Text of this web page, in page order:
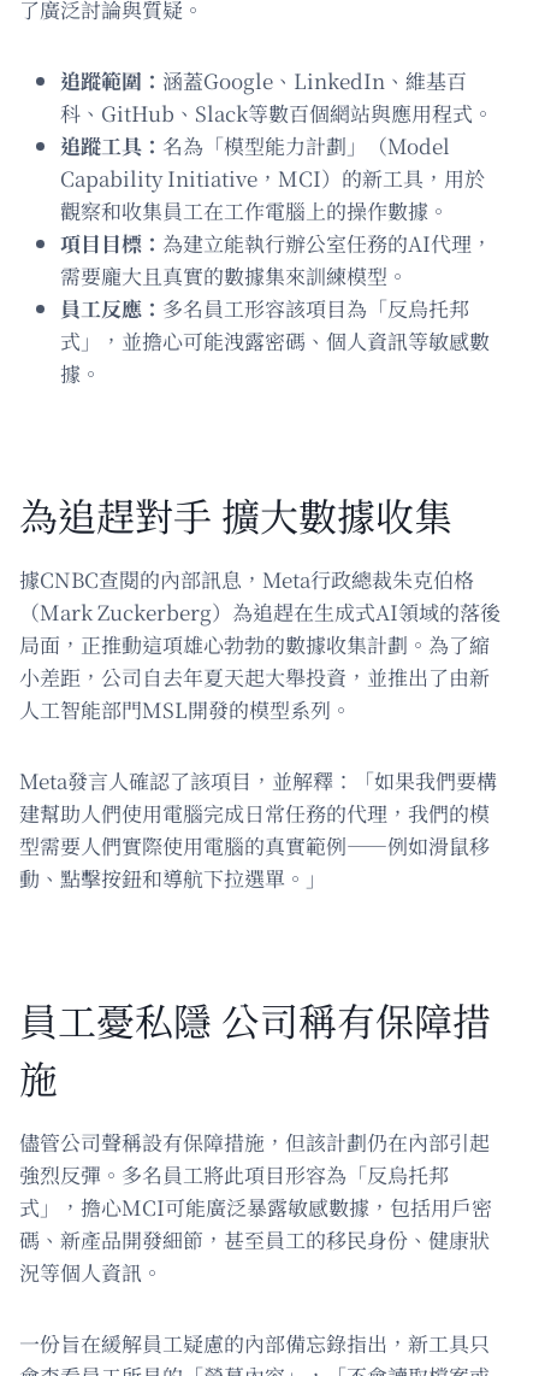
了廣泛討論與質疑。
追蹤範圍： 涵蓋Google、LinkedIn、維基百
科、GitHub、Slack等數百個網站與應用程式。
追蹤工具： 名為「模型能力計劃」（Model
Capability Initiative，MCI）的新工具，用於
觀察和收集員工在工作電腦上的操作數據。
項目目標： 為建立能執行辦公室任務的AI代理，
需要龐大且真實的數據集來訓練模型。
員工反應： 多名員工形容該項目為「反烏托邦
式」，並擔心可能洩露密碼、個人資訊等敏感數
據。
為追趕對手 擴大數據收集
據CNBC查閱的內部訊息，Meta行政總裁朱克伯格
（Mark Zuckerberg）為追趕在生成式AI領域的落後
局面，正推動這項雄心勃勃的數據收集計劃。為了縮
小差距，公司自去年夏天起大舉投資，並推出了由新
人工智能部門MSL開發的模型系列。
Meta發言人確認了該項目，並解釋：「如果我們要構
建幫助人們使用電腦完成日常任務的代理，我們的模
型需要人們實際使用電腦的真實範例——例如滑鼠移
動、點擊按鈕和導航下拉選單。」
員工憂私隱 公司稱有保障措
施
儘管公司聲稱設有保障措施，但該計劃仍在內部引起
強烈反彈。多名員工將此項目形容為「反烏托邦
式」，擔心MCI可能廣泛暴露敏感數據，包括用戶密
碼、新產品開發細節，甚至員工的移民身份、健康狀
況等個人資訊。
一份旨在緩解員工疑慮的內部備忘錄指出，新工具只